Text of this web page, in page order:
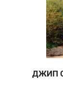
ДЖИП